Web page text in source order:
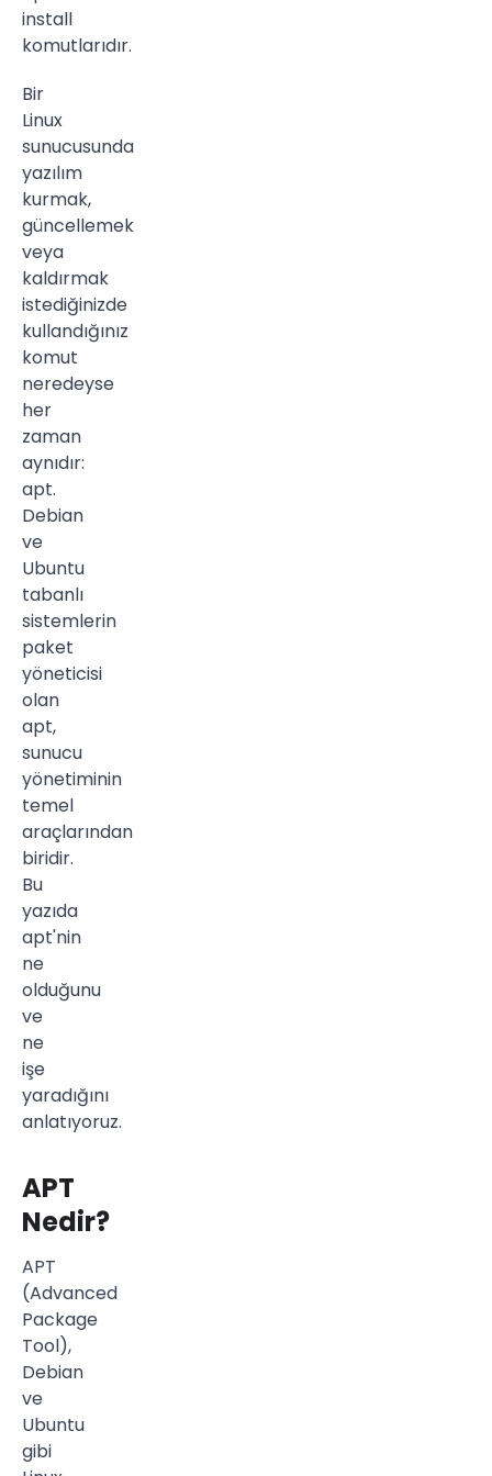
install
komutlarıdır.
Bir
Linux
sunucusunda
yazılım
kurmak,
güncellemek
veya
kaldırmak
istediğinizde
kullandığınız
komut
neredeyse
her
zaman
aynıdır:
apt.
Debian
ve
Ubuntu
tabanlı
sistemlerin
paket
yöneticisi
olan
apt,
sunucu
yönetiminin
temel
araçlarından
biridir.
Bu
yazıda
apt'nin
ne
olduğunu
ve
ne
işe
yaradığını
anlatıyoruz.
APT
Nedir?
APT
(Advanced
Package
Tool),
Debian
ve
Ubuntu
gibi